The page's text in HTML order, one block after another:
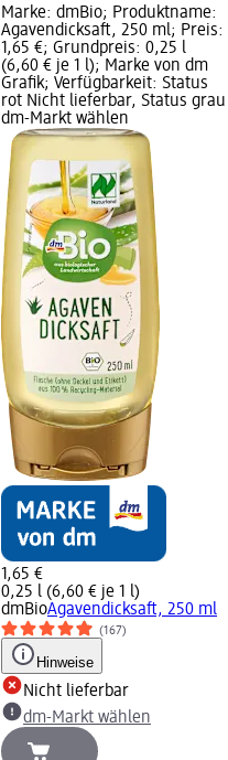
Marke: dmBio; Produktname:
Agavendicksaft, 250 ml; Preis:
1,65 €; Grundpreis: 0,25 l
(6,60 € je 1 l); Marke von dm
Grafik; Verfügbarkeit: Status
rot Nicht lieferbar, Status grau
dm-Markt wählen
1,65 €
0,25 l (6,60 € je 1 l)
dmBioAgavendicksaft, 250 ml
(167)
Hinweise
Nicht lieferbar
dm-Markt wählen